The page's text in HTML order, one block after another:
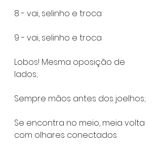
8 - vai, selinho e troca
9 - vai, selinho e troca
Lobos! Mesma oposição de
lados;
Sempre mãos antes dos joelhos;
Se encontra no meio, meia volta
com olhares conectados